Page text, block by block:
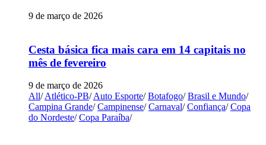
9 de março de 2026
Cesta básica fica mais cara em 14 capitais no
mês de fevereiro
9 de março de 2026
All/ Atlético-PB/ Auto Esporte/ Botafogo/ Brasil e Mundo/
Campina Grande/ Campinense/ Carnaval/ Confiança/ Copa
do Nordeste/ Copa Paraíba/